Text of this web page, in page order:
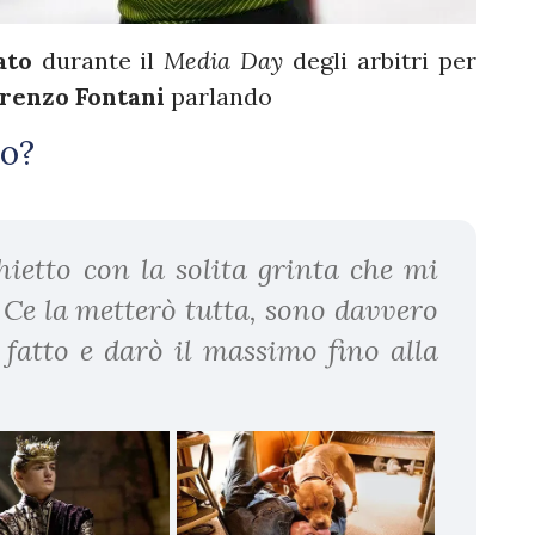
durante ilMedia Day degli arbitri per
Fontani parlando
con la solita grinta che mi
la metterò tutta, sono davvero
fatto e darò il massimo fino alla